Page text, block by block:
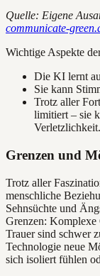
Quelle: Eigene
communicate-
Wichtige Aspekte
Die KI lernt
Sie kann
Trotz aller
limitiert – sie
Verletzlichkeit.
Grenzen und
Trotz aller
menschliche
Sehnsüchte und
Grenzen: Komplexe
Trauer sind schwer
Technologie neue
sich isoliert fühlen